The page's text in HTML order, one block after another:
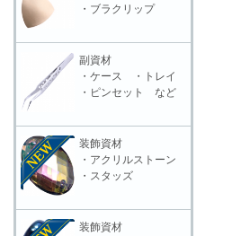
・ブラクリップ
副資材
・ケース ・トレイ
・ピンセット など
装飾資材
・アクリルストーン
・スタッズ
装飾資材